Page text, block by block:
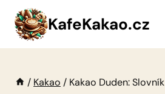
Přeskočit
obsah
KafeKakao.cz
/ Kakao / Kakao Duden: